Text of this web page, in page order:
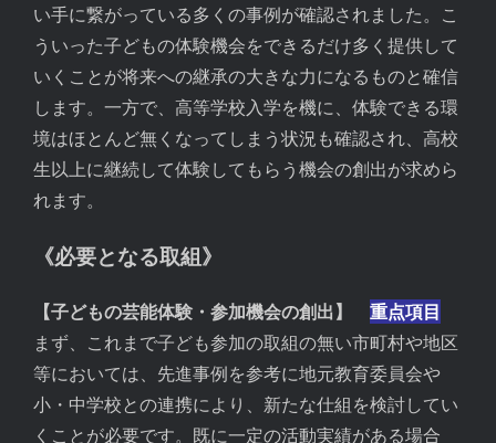
い手に繋がっている多くの事例が確認されました。こ
ういった子どもの体験機会をできるだけ多く提供して
いくことが将来への継承の大きな力になるものと確信
します。一方で、高等学校入学を機に、体験できる環
境はほとんど無くなってしまう状況も確認され、高校
生以上に継続して体験してもらう機会の創出が求めら
れます。
《必要となる取組》
【子どもの芸能体験・参加機会の創出】 重点項目
まず、これまで子ども参加の取組の無い市町村や地区
等においては、先進事例を参考に地元教育委員会や
小・中学校との連携により、新たな仕組を検討してい
くことが必要です。既に一定の活動実績がある場合